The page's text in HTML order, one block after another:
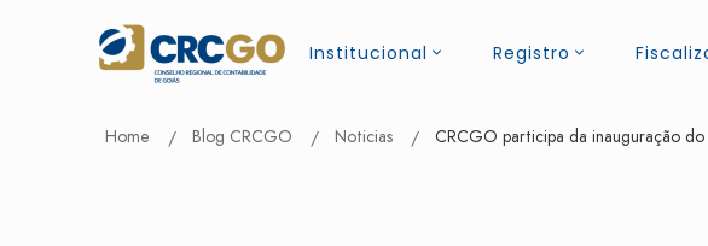
Institucional Registro
Home Blog CRCGO Noticias CRCGO participa da inauguração